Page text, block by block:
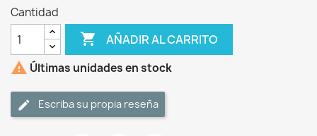
Cantidad
 AÑADIR AL CARRITO
 Últimas unidades en stock
Escriba su propia reseña